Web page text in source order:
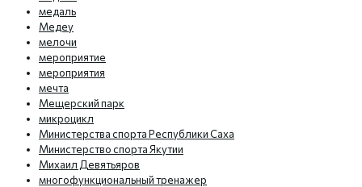
медаль
Медеу
мелочи
мероприятие
мероприятия
мечта
Мещерский парк
микроцикл
Министерства спорта Республики Саха
Министерство спорта Якутии
Михаил Девятьяров
многофункциональный тренажер